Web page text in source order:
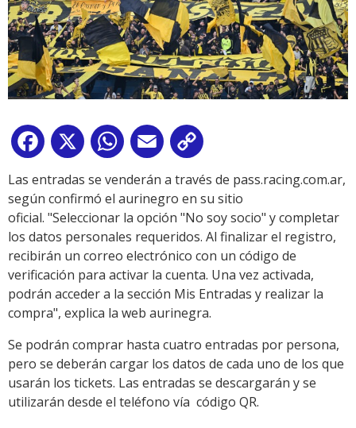
Facebook
X WhatsApp
Email
Link
Las entradas se venderán a través de pass.racing.com.ar,
según confirmó el aurinegro en su sitio
oficial. "Seleccionar la opción "No soy socio" y completar
los datos personales requeridos. Al finalizar el registro,
recibirán un correo electrónico con un código de
verificación para activar la cuenta. Una vez activada,
podrán acceder a la sección Mis Entradas y realizar la
compra", explica la web aurinegra.
Se podrán comprar hasta cuatro entradas por persona,
pero se deberán cargar los datos de cada uno de los que
usarán los tickets. Las entradas se descargarán y se
utilizarán desde el teléfono vía código QR.